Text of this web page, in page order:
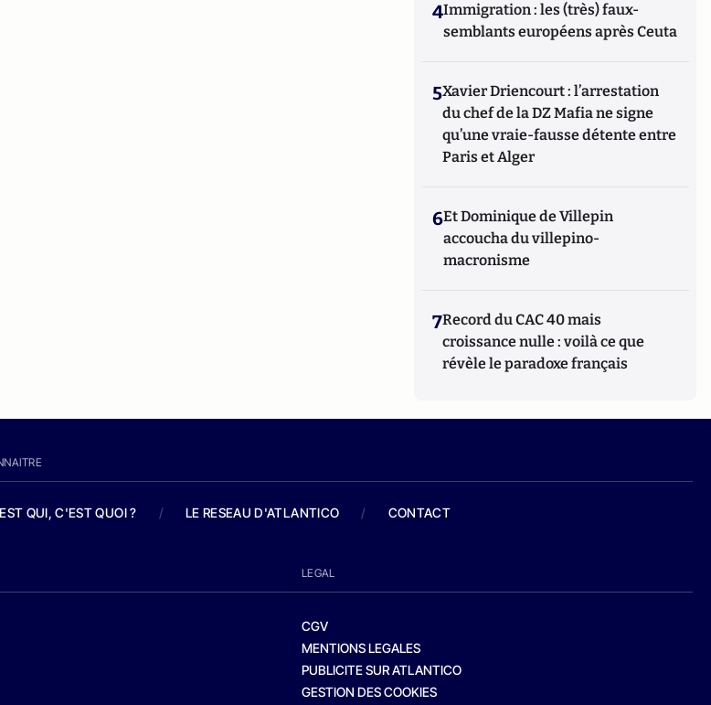
4Immigration : les (très) faux-
semblants européens après Ceuta
5Xavier Driencourt : l’arrestation
du chef de la DZ Mafia ne signe
qu’une vraie-fausse détente entre
Paris et Alger
6Et Dominique de Villepin
accoucha du villepino-
macronisme
7Record du CAC 40 mais
croissance nulle : voilà ce que
révèle le paradoxe français
QUI, C'EST QUOI ? / LE RESEAU D'ATLANTICO / CONTACT
LEGAL
CGV
MENTIONS LEGALES
PUBLICITE SUR ATLANTICO
GESTION DES COOKIES